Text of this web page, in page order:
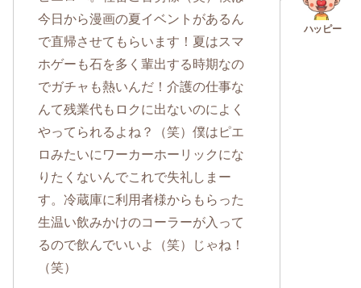
今日から漫画の夏イベントがあるん
で直帰させてもらいます！夏はスマ
ホゲーも石を多く輩出する時期なの
でガチャも熱いんだ！介護の仕事な
んて残業代もロクに出ないのによく
やってられるよね？（笑）僕はピエ
ロみたいにワーカーホーリックにな
りたくないんでこれで失礼しまー
す。冷蔵庫に利用者様からもらった
生温い飲みかけのコーラーが入って
るので飲んでいいよ（笑）じゃね！
（笑）